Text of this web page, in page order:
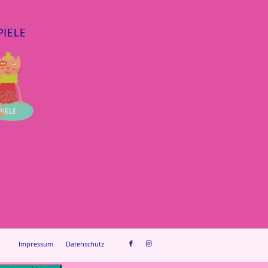
Impressum Datenschutz